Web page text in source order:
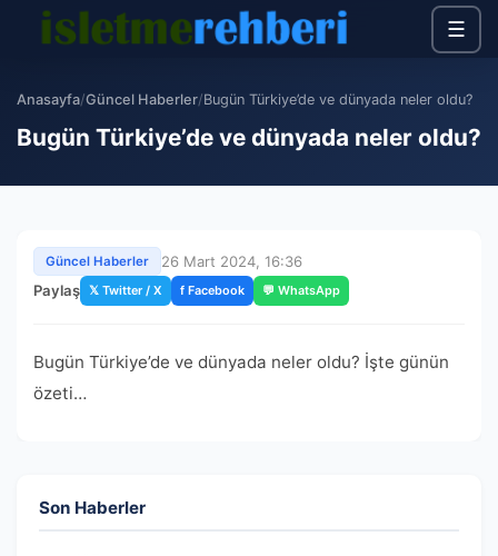
☰
Anasayfa/Güncel Haberler/Bugün Türkiye’de ve dünyada neler oldu?
Bugün Türkiye’de ve dünyada neler oldu?
Güncel Haberler
26 Mart 2024, 16:36
Paylaş 𝕏 Twitter / X f Facebook 💬 WhatsApp
Bugün Türkiye’de ve dünyada neler oldu? İşte günün
özeti…
Son Haberler